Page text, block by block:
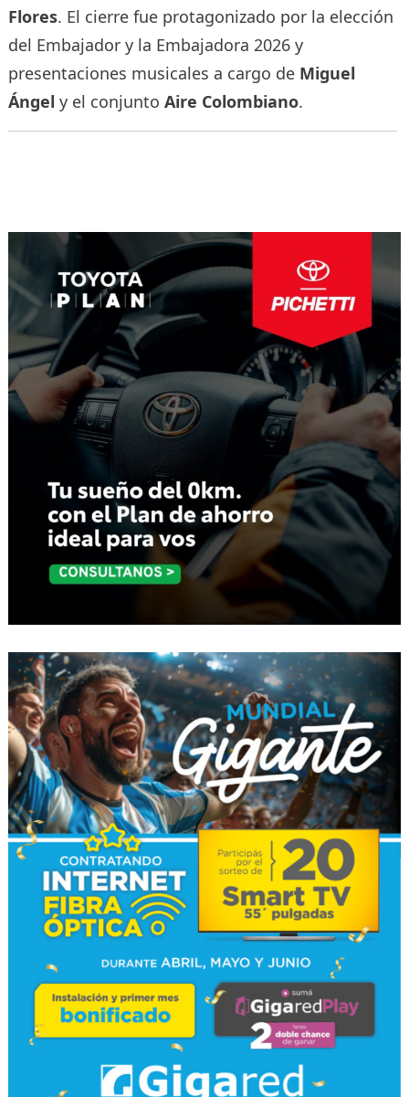
Flores. El cierre fue protagonizado por la elección
del Embajador y la Embajadora 2026 y
presentaciones musicales a cargo de Miguel
Ángel y el conjunto Aire Colombiano.
entradas